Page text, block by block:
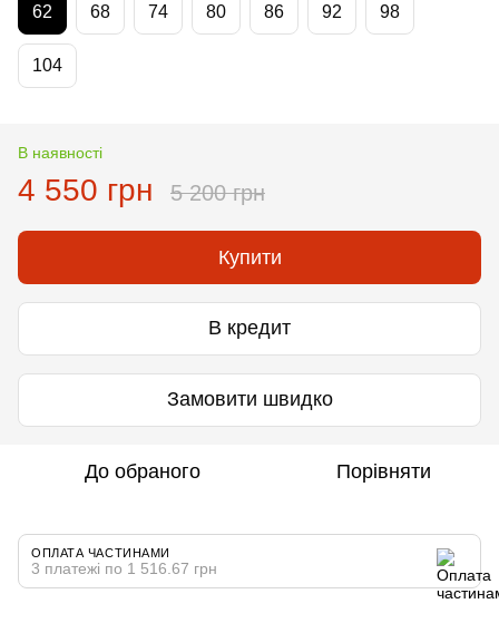
62 68 74 80 86 92 98
104
В наявності
4 550 грн 5 200 грн
Купити
В кредит
Замовити швидко
До обраного Порівняти
ОПЛАТА ЧАСТИНАМИ
3 платежі по 1 516.67 грн